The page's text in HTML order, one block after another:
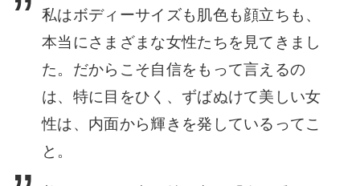
私はボディーサイズも肌色も顔立ちも、
本当にさまざまな女性たちを見てきまし
た。だからこそ自信をもって言えるの
は、特に目をひく、ずばぬけて美しい女
性は、内面から輝きを発しているってこ
と。